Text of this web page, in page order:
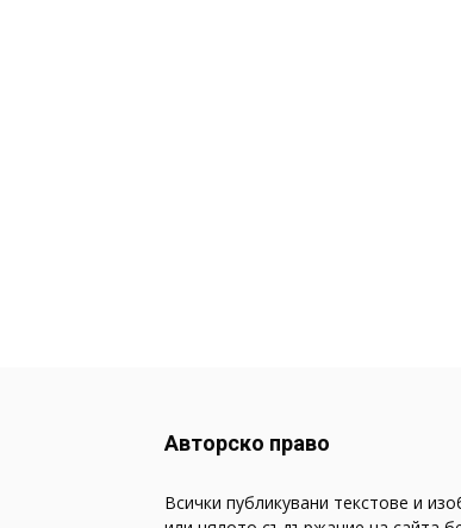
Авторско право
Всички публикувани текстове и